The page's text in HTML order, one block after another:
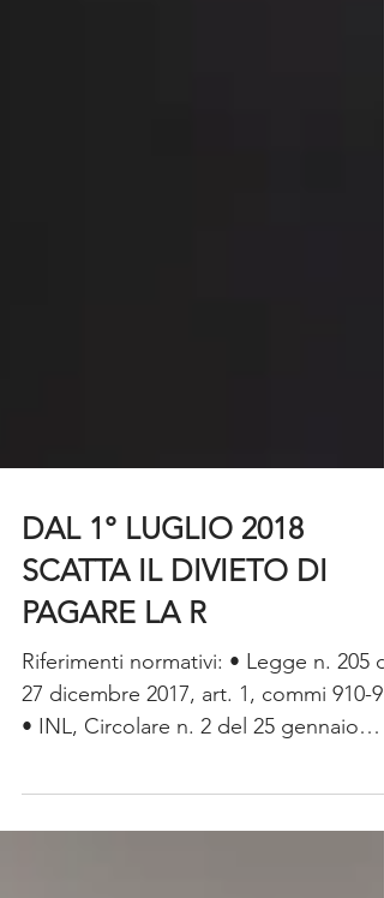
DAL 1° LUGLIO 2018
SCATTA IL DIVIETO DI
PAGARE LA R
Riferimenti normativi: • Legge n. 205
27 dicembre 2017, art. 1, commi 910-
2018 • INL, Nota...